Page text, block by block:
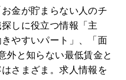
金が貯まらない人のチ
しに役立つ情報「主
やすいパート」、「面
外と知らない最低賃金と
さまざま。求人情報を